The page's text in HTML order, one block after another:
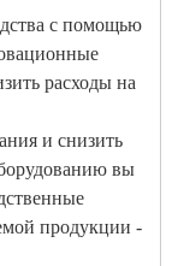
с помощью
расходы на
и снизить
вы
продукции -